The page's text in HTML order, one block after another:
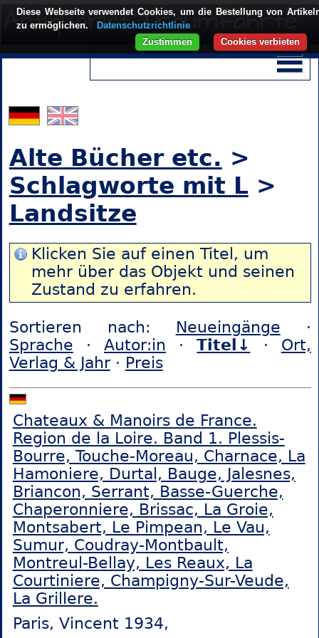
Alte Bücher etc. >
Schlagworte mit L>
Landsitze
Klicken Sie auf einen Titel, um
mehr über das Objekt und seinen
Zustand zu erfahren.
Sortieren nach: Neueingänge ·
Sprache ·Autor:in ·Titel↓ · Ort,
Verlag & Jahr· Preis
Chateaux & Manoirs de France.
Region de la Loire. Band 1. Plessis-
Bourre, Touche-Moreau, Charnace, La
Hamoniere, Durtal, Bauge, Jalesnes,
Briancon, Serrant, Basse-Guerche,
Chaperonniere, Brissac, La Groie,
Montsabert, Le Pimpean, Le Vau,
Sumur, Coudray-Montbault,
Montreul-Bellay, Les Reaux, La
Courtiniere, Champigny-Sur-Veude,
La Grillere.
Paris, Vincent 1934,
Diese Webseite verwendet Cookies, um die Bestellung von
zu ermöglichen.
Datenschutzrichtlinie
Cookies verbieten
Zustimmen